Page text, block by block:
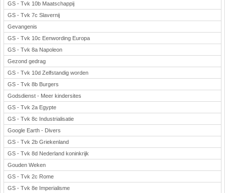
GS - Tvk 10b Maatschappij
GS - Tvk 7c Slavernij
Gevangenis
GS - Tvk 10c Eenwording Europa
GS - Tvk 8a Napoleon
Gezond gedrag
GS - Tvk 10d Zelfstandig worden
GS - Tvk 8b Burgers
Godsdienst - Meer kindersites
GS - Tvk 2a Egypte
GS - Tvk 8c Industrialisatie
Google Earth - Divers
GS - Tvk 2b Griekenland
GS - Tvk 8d Nederland koninkrijk
Gouden Weken
GS - Tvk 2c Rome
GS - Tvk 8e Imperialisme